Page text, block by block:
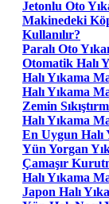
Jetonlu Oto
Makinedeki
Kullanılır?
Paralı Oto
Otomatik Halı
Halı Yıkama
Halı Yıkama
Zemin
Halı Yıkama
En Uygun Halı
Yün Yorgan
Çamaşır
Halı Yıkama
Japon Halı